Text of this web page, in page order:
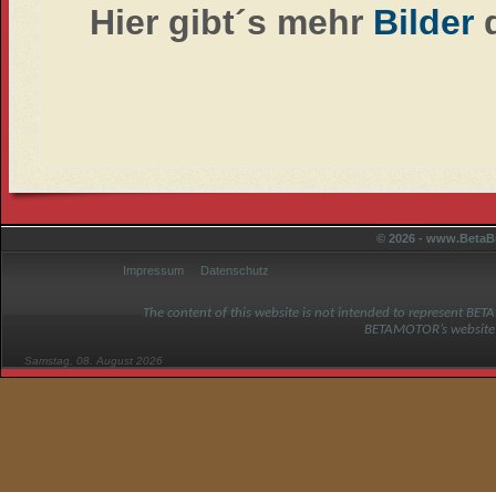
Hier gibt´s mehr Bilder
© 2026 -
Impressum Datenschutz
The content of this website is not intended to represent
BETAMOTOR’s
Samstag, 08. August 2026